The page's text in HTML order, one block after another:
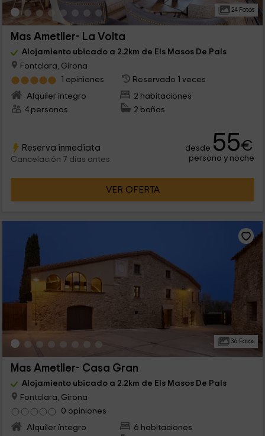
24 Fotos
Mas Ametller- La Volta
Alojamiento ubicado a 2.2km de Els Masos De Pals
Fontclara, Girona
1 opiniones
Reservado 1 veces
Alquiler íntegro
2 habitaciones
4 personas
2 baños
Reserva inmediata
Cancelación 7 días antes
desde 55€
persona y noche
VER OFERTA
36 Fotos
Mas Ametller- Casa Gran
Alojamiento ubicado a 2.2km de Els Masos De Pals
Fontclara, Girona
0 opiniones
Alquiler íntegro
6 habitaciones